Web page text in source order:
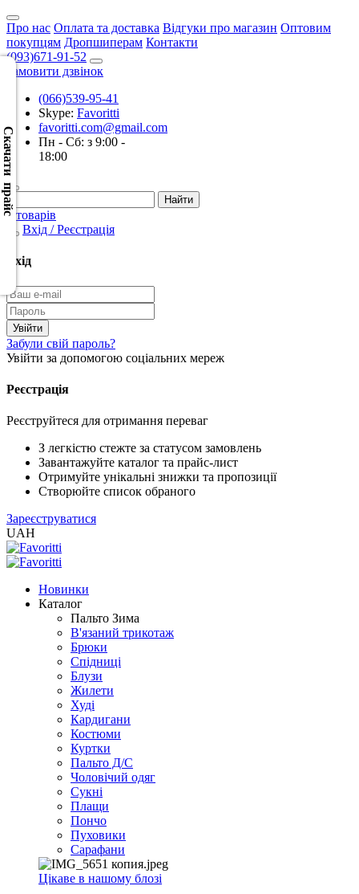
Про нас Оплата та доставка Відгуки про магазин Оптовим
покупцям Дропшиперам Контакти
(093)671-91-52
Замовити дзвінок
(066)539-95-41
Skype: Favoritti
favoritti.com@gmail.com
Пн - Сб: з 9:00 -
18:00
0 товарів
Вхід / Реєстрація
Вхід
Забули свій пароль?
Увійти за допомогою соціальних мереж
Реєстрація
Реєструйтеся для отримання переваг
З легкістю стежте за статусом замовлень
Завантажуйте каталог та прайс-лист
Отримуйте унікальні знижки та пропозиції
Створюйте список обраного
Зареєструватися
UAH
Новинки
Каталог
Пальто Зима
В'язаний трикотаж
Брюки
Спідниці
Блузи
Жилети
Худі
Кардигани
Костюми
Куртки
Пальто Д/С
Чоловічий одяг
Сукні
Плащи
Пончо
Пуховики
Сарафани
Цікаве в нашому блозі
Скачати прайс
Скачать
XML
(Розн.)
Скачать
XML
(Опт)
CSV
Скачать
CSV
(Опт)
XLS
EXCEL
(Розн.)
XLS
EXCEL
2005
(Опт)
XLSX